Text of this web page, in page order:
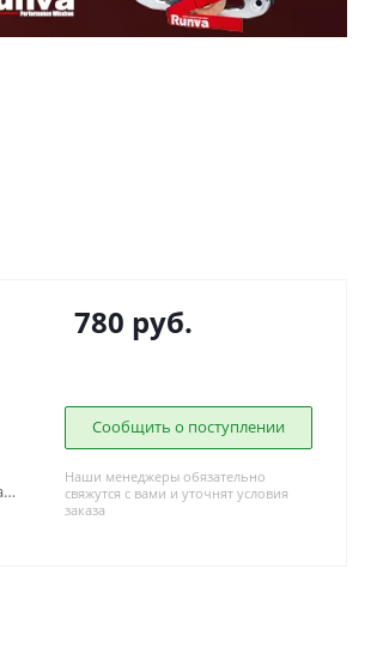
УАЗ Патриот (2005-2015), УАЗ Патриот (2015-2018), УАЗ Хантер (2003-...)
780 руб.
Сообщить о поступлении
Наши менеджеры обязательно
свяжутся с вами и уточнят условия
заказа